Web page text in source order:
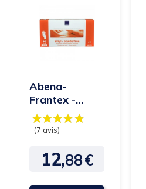
Abena-
Frantex -
Gants Vinyle
non poudrés
Prix
12,88€